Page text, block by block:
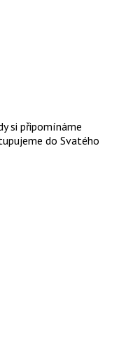
si připomínáme
do Svatého